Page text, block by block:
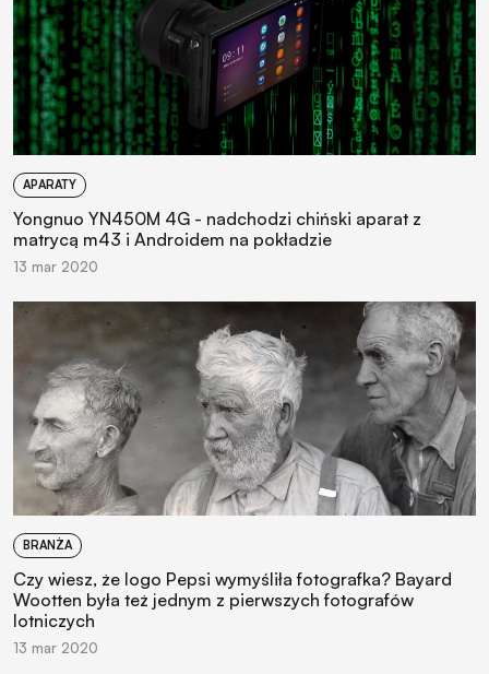
APARATY
Yongnuo YN450M 4G - nadchodzi chiński aparat z
matrycą m43 i Androidem na pokładzie
13 mar 2020
BRANŻA
Czy wiesz, że logo Pepsi wymyśliła fotografka? Bayard
Wootten była też jednym z pierwszych fotografów
lotniczych
13 mar 2020